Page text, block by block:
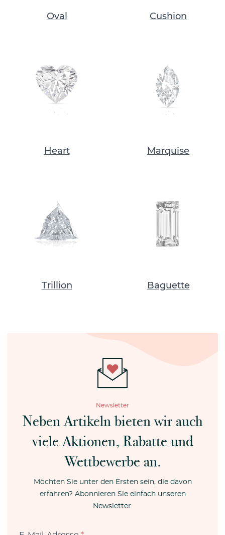
Oval Cushion
Heart Marquise
Trillion Baguette
Newsletter
Neben Artikeln bieten wir auch
viele Aktionen, Rabatte und
Wettbewerbe an.
Möchten Sie unter den Ersten sein, die davon
erfahren? Abonnieren Sie einfach unseren
Newsletter.